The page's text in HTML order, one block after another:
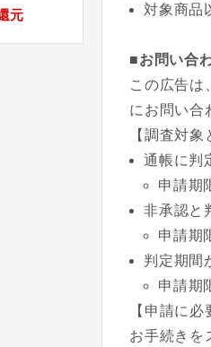
対象商品
■お問い合
この広告は
にお問い合
【調査対
通帳に判
申請期
非承認と
申請期
判定期間
申請期
【申請に
お手続きを
元